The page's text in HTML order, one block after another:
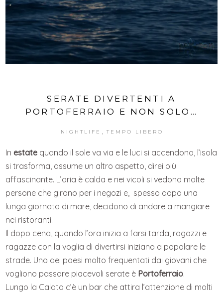
SERATE DIVERTENTI A
PORTOFERRAIO E NON SOLO…
NIGHTLIFE TEMPO LIBERO
Inestate quando il sole va via e le luci si accendono, l’isola
si trasforma, assume un altro aspetto, direi più
affascinante. L’aria è calda e nei vicoli si vedono molte
persone che girano per i negozi e, spesso dopo una
lunga giornata di mare, decidono di andare a mangiare
nei ristoranti.
Il dopo cena, quando l’ora inizia a farsi tarda, ragazzi e
ragazze con la voglia di divertirsi iniziano a popolare le
strade. Uno dei paesi molto frequentati dai giovani che
vogliono passare piacevoli serate è Portoferraio.
Lungo la Calata c’è un bar che attira l’attenzione di molti